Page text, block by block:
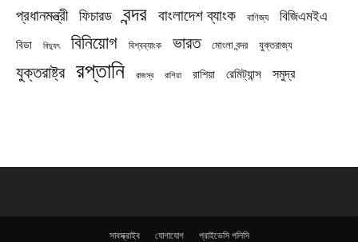
প্রধানমন্ত্রী ফিচারড বন্দর বাংলাদেশ ব্যাংক বাণিজ্য বিজিএমইএ
বিডা বিদ্যুৎ বিনিয়োগ বিশ্বব্যাংক ভারত মোংলা বন্দর যুক্তরাজ্য
যুক্তরাষ্ট্র রপ্তানি রাজস্ব রাশিয়া রাশিয়া রেমিট্যান্স সমুদ্র
সাবস্ক্রাইব যোগাযোগ প্রাইভেসি পলিসি